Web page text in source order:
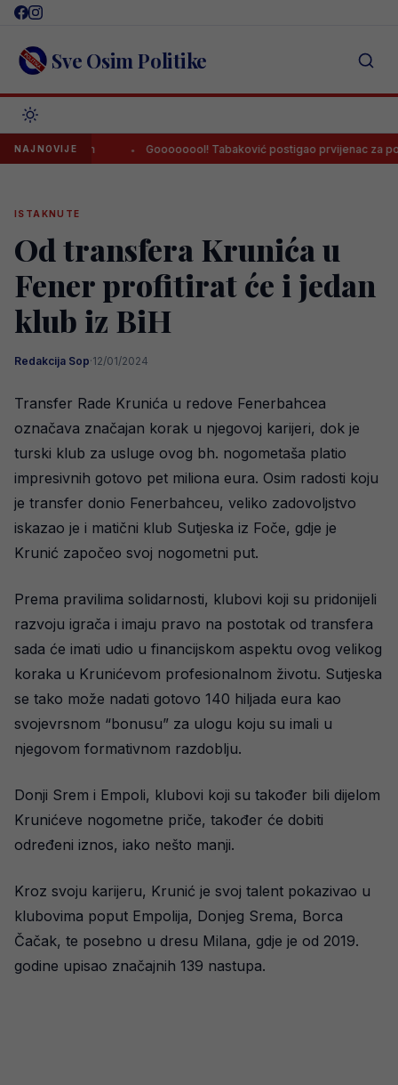
Skip
content Sve Osim Politike
NAJNOVIJE Goooooool! Tabaković postigao prvijenac za
ISTAKNUTE
Od transfera Krunića u
Fener profitirat će i jedan
klub iz BiH
Redakcija Sop·12/01/2024
Transfer Rade Krunića u redove Fenerbahcea
označava značajan korak u njegovoj karijeri, dok je
turski klub za usluge ovog bh. nogometaša platio
impresivnih gotovo pet miliona eura. Osim radosti koju
je transfer donio Fenerbahceu, veliko zadovoljstvo
iskazao je i matični klub Sutjeska iz Foče, gdje je
Krunić započeo svoj nogometni put.
Prema pravilima solidarnosti, klubovi koji su pridonijeli
razvoju igrača i imaju pravo na postotak od transfera
sada će imati udio u financijskom aspektu ovog velikog
koraka u Krunićevom profesionalnom životu. Sutjeska
se tako može nadati gotovo 140 hiljada eura kao
svojevrsnom “bonusu” za ulogu koju su imali u
njegovom formativnom razdoblju.
Donji Srem i Empoli, klubovi koji su također bili dijelom
Krunićeve nogometne priče, također će dobiti
određeni iznos, iako nešto manji.
Kroz svoju karijeru, Krunić je svoj talent pokazivao u
klubovima poput Empolija, Donjeg Srema, Borca
Čačak, te posebno u dresu Milana, gdje je od 2019.
godine upisao značajnih 139 nastupa.